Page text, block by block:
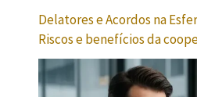
Delatores e Acordos na
Riscos e benefícios da